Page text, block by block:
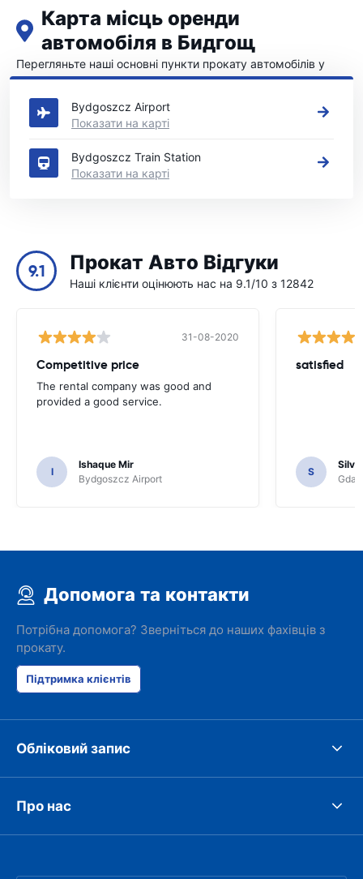
Карта місць оренди
автомобіля в Бидгощ
Перегляньте наші основні пункти прокату автомобілів у
Бидгощ
Bydgoszcz Airport
Показати на карті
Bydgoszcz Train Station
Показати на карті
9.1 Прокат Авто Відгуки
Наші клієнти оцінюють нас на 9.1/10 з 12842
31-08-2020
Competitive price
The rental company was good and
provided a good service.
I
Ishaque Mir
Bydgoszcz Airport
satisfied
S
Допомога та контакти
Потрібна допомога? Зверніться до наших фахівців з
прокату.
Підтримка клієнтів
Обліковий запис
Про нас